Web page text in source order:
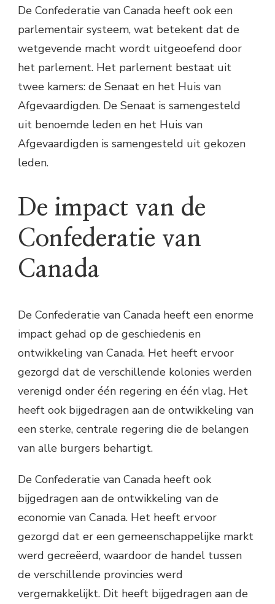
De Confederatie van Canada heeft ook een
parlementair systeem, wat betekent dat de
wetgevende macht wordt uitgeoefend door
het parlement. Het parlement bestaat uit
twee kamers: de Senaat en het Huis van
Afgevaardigden. De Senaat is samengesteld
uit benoemde leden en het Huis van
Afgevaardigden is samengesteld uit gekozen
leden.
De impact van de
Confederatie van
Canada
De Confederatie van Canada heeft een enorme
impact gehad op de geschiedenis en
ontwikkeling van Canada. Het heeft ervoor
gezorgd dat de verschillende kolonies werden
verenigd onder één regering en één vlag. Het
heeft ook bijgedragen aan de ontwikkeling van
een sterke, centrale regering die de belangen
van alle burgers behartigt.
De Confederatie van Canada heeft ook
bijgedragen aan de ontwikkeling van de
economie van Canada. Het heeft ervoor
gezorgd dat er een gemeenschappelijke markt
werd gecreëerd, waardoor de handel tussen
de verschillende provincies werd
vergemakkelijkt. Dit heeft bijgedragen aan de